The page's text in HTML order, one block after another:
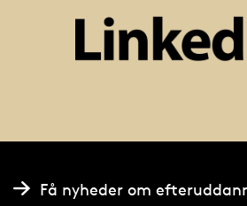
Få nyheder om